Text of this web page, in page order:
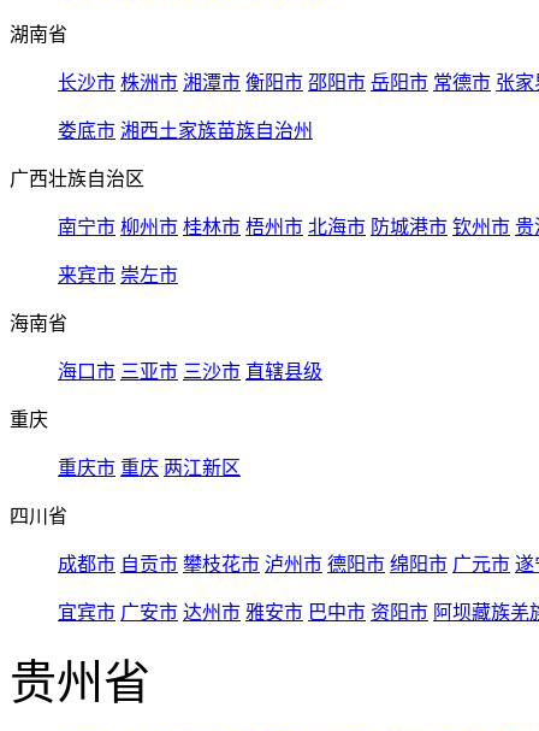
湖南省
长沙市 株洲市 湘潭市 衡阳市 邵阳市 岳阳市 常德市 张家
娄底市 湘西土家族苗族自治州
广西壮族自治区
南宁市 柳州市 桂林市 梧州市 北海市 防城港市 钦州市 贵
来宾市 崇左市
海南省
海口市 三亚市 三沙市 直辖县级
重庆
重庆市 重庆 两江新区
四川省
成都市 自贡市 攀枝花市 泸州市 德阳市 绵阳市 广元市 遂
宜宾市 广安市 达州市 雅安市 巴中市 资阳市 阿坝藏族羌
贵州省